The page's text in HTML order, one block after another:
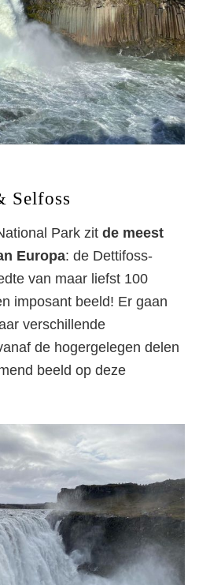
Selfoss
Park zit de meest
Europa: de Dettifoss-
van maar liefst 100
imposant beeld! Er gaan
verschillende
de hogergelegen delen
beeld op deze